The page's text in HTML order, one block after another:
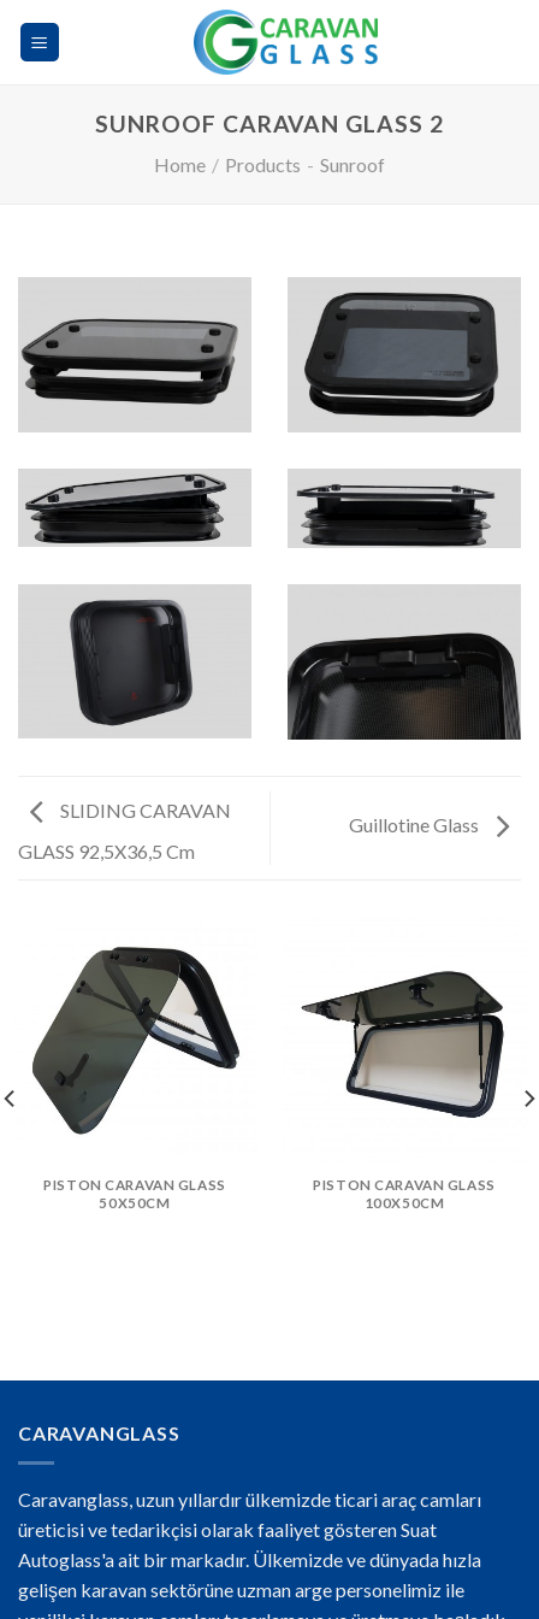
SUNROOF CARAVAN GLASS 2
Home / Products - Sunroof
SLIDING CARAVAN
GLASS 92,5X36,5 Cm
Guillotine Glass
PISTON CARAVAN GLASS
50X50CM
PISTON CARAVAN GLASS
100X50CM
CARAVANGLASS
Caravanglass, uzun yıllardır ülkemizde ticari araç camları
üreticisi ve tedarikçisi olarak faaliyet gösteren Suat
Autoglass'a ait bir markadır. Ülkemizde ve dünyada hızla
gelişen karavan sektörüne uzman arge personelimiz ile